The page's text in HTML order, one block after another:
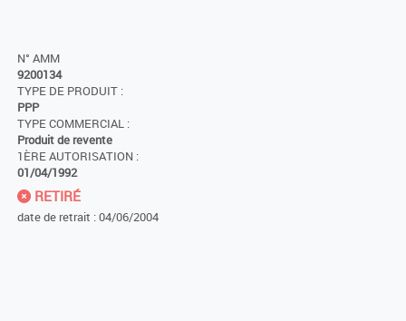
N° AMM
9200134
TYPE DE PRODUIT :
PPP
TYPE COMMERCIAL :
Produit de revente
1ÈRE AUTORISATION :
01/04/1992
RETIRÉ
date de retrait : 04/06/2004